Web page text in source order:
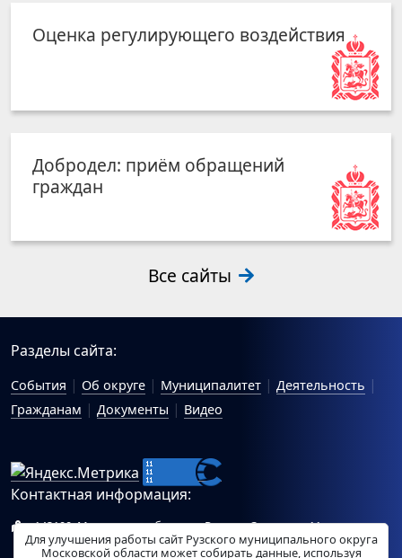
Оценка регулирующего воздействия
Добродел: приём обращений
граждан
Все сайты
Разделы сайта:
События Об округе Муниципалитет
Деятельность
Гражданам
Документы Видео
Контактная информация:
143100, Московская область, г.Руза, ул.Солнцева, 11
Схема проезда
Для улучшения работы сайт Рузского муниципального округа
Московской области может собирать данные, используя